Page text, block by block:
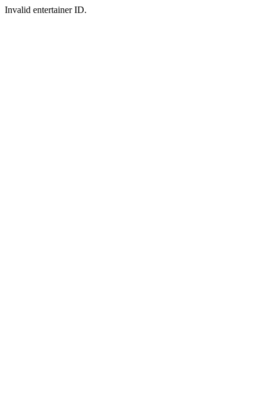
Invalid entertainer ID.